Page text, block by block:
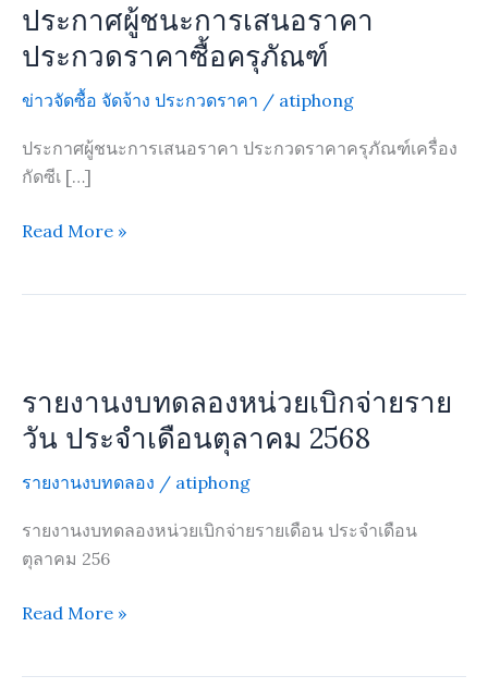
ประกาศผู้ชนะการเสนอราคา
ประกวดราคาซื้อครุภัณฑ์
ข่าวจัดซื้อ จัดจ้าง ประกวดราคา / atiphong
ประกาศผู้ชนะการเสนอราคา ประกวดราคาครุภัณฑ์เครื่อง
กัดซีเ […]
ชนะ
การ
เสนอ
ราคา
ราคา
ซื้อ
Read More »
รายงานงบทดลองหน่วยเบิกจ่ายราย
วัน ประจำเดือนตุลาคม 2568
รายงานงบทดลอง / atiphong
รายงานงบทดลองหน่วยเบิกจ่ายรายเดือน ประจำเดือน
ตุลาคม 256
ทดลอง
หน่วย
เบิก
จ่าย
วัน
ประจำ
ตุลาคม
Read More »